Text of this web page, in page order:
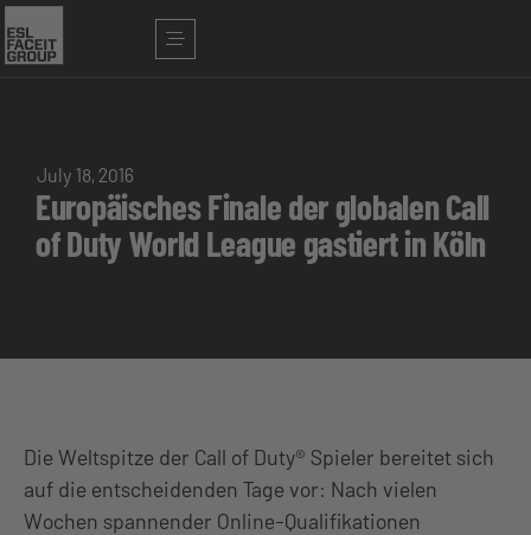
July 18, 2016
Europäisches Finale der globalen Call
of Duty World League gastiert in Köln
Die Weltspitze der Call of Duty® Spieler bereitet sich
auf die entscheidenden Tage vor: Nach vielen
Wochen spannender Online-Qualifikationen